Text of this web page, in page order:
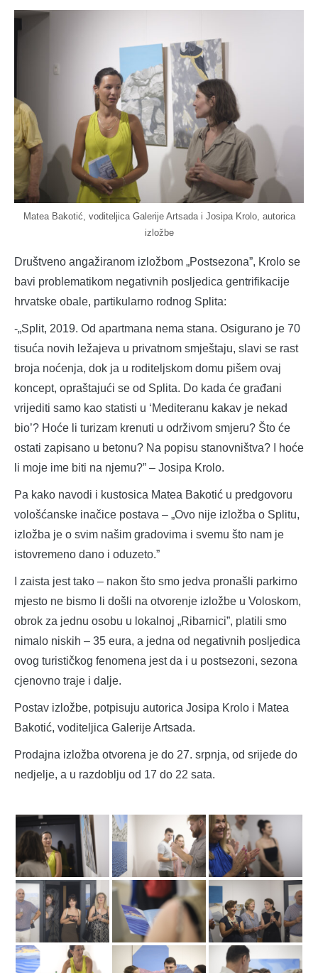
Matea Bakotić, voditeljica Galerije Artsada i Josipa Krolo, autorica
izložbe
Društveno angažiranom izložbom „Postsezona”, Krolo se
bavi problematikom negativnih posljedica gentrifikacije
hrvatske obale, partikularno rodnog Splita:
-„Split, 2019. Od apartmana nema stana. Osigurano je 70
tisuća novih ležajeva u privatnom smještaju, slavi se rast
broja noćenja, dok ja u roditeljskom domu pišem ovaj
koncept, opraštajući se od Splita. Do kada će građani
vrijediti samo kao statisti u ‘Mediteranu kakav je nekad
bio’? Hoće li turizam krenuti u održivom smjeru? Što će
ostati zapisano u betonu? Na popisu stanovništva? I hoće
li moje ime biti na njemu?” – Josipa Krolo.
Pa kako navodi i kustosica Matea Bakotić u predgovoru
vološćanske inačice postava – „Ovo nije izložba o Splitu,
izložba je o svim našim gradovima i svemu što nam je
istovremeno dano i oduzeto.”
I zaista jest tako – nakon što smo jedva pronašli parkirno
mjesto ne bismo li došli na otvorenje izložbe u Voloskom,
obrok za jednu osobu u lokalnoj „Ribarnici”, platili smo
nimalo niskih – 35 eura, a jedna od negativnih posljedica
ovog turističkog fenomena jest da i u postsezoni, sezona
cjenovno traje i dalje.
Postav izložbe, potpisuju autorica Josipa Krolo i Matea
Bakotić, voditeljica Galerije Artsada.
Prodajna izložba otvorena je do 27. srpnja, od srijede do
nedjelje, a u razdoblju od 17 do 22 sata.